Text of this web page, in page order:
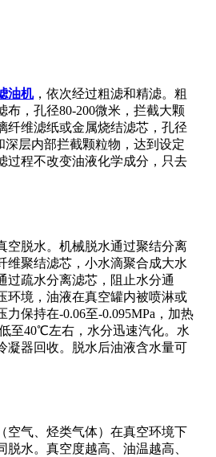
油机，依次经过粗滤和精滤。粗
布，孔径80-200微米，拦截大颗
纤维滤纸或金属烧结滤芯，孔径
深层内部拦截颗粒物，达到设定
过程不改变油液化学成分，只去
空脱水。机械脱水通过聚结分离
维聚结滤芯，小水滴聚合成大水
过疏水分离滤芯，阻止水分通
环境，油液在真空罐内被喷淋或
保持在-0.06至-0.095MPa，加热
至40℃左右，水分迅速汽化。水
凝器回收。脱水后油液含水量可
空气、烃类气体）在真空环境下
脱水。真空度越高、油温越高、